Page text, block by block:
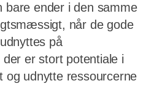
bare ender i den samme
når de gode
på
er stort potentiale i
og udnytte ressourcerne